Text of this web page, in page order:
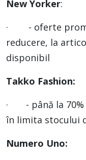
New Yorker:
· - oferte
reducere, la
disponibil
Takko Fashion:
· - până la 70%
în limita stocului
Numero Uno: